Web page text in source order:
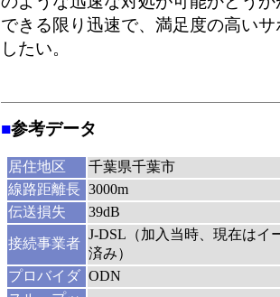
できる限り迅速で、満足度の高い
したい。
■参考データ
居住地区
千葉県千葉市
線路距離長 3000m
伝送損失
39dB
接続事業者
J-DSL（加入当時、現在はイ
済み）
プロバイダ ODN